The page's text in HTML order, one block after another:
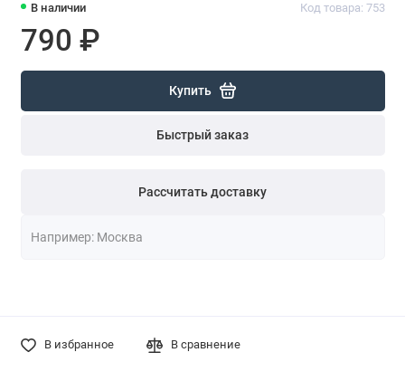
В наличии Код товара: 753
790 ₽
Купить
Быстрый заказ
Рассчитать доставку
В избранное В сравнение